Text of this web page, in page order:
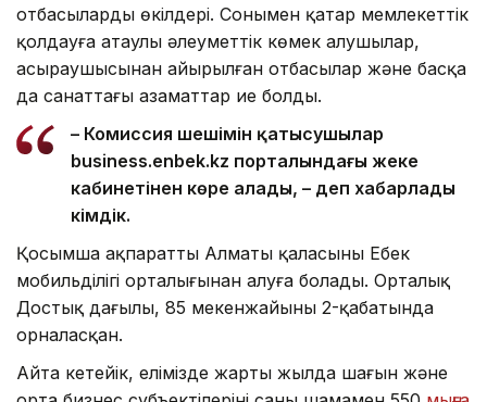
отбасылардың өкілдері. Сонымен қатар мемлекеттік
қолдауға атаулы әлеуметтік көмек алушылар,
асыраушысынан айырылған отбасылар және басқа
да санаттағы азаматтар ие болды.
– Комиссия шешімін қатысушылар
business.enbek.kz порталындағы жеке
кабинетінен көре алады, – деп хабарлады
әкімдік.
Қосымша ақпаратты Алматы қаласының Еңбек
мобильділігі орталығынан алуға болады. Орталық
Достық даңғылы, 85 мекенжайының 2-қабатында
орналасқан.
Айта кетейік, елімізде жарты жылда шағын және